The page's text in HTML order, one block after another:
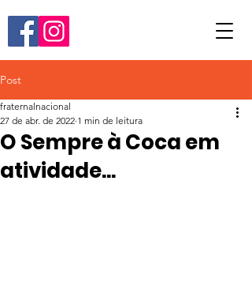
Post
O Sempre à Coca em
atividade...
fraternalnacional
27 de abr. de 2022 1 min de leitura